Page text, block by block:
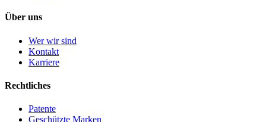
Über uns
Wer wir sind
Kontakt
Karriere
Rechtliches
Patente
Geschützte Marken